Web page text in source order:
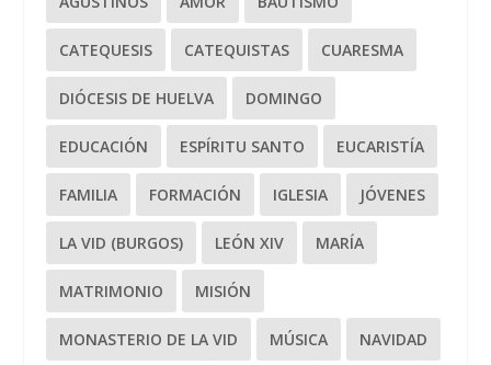
CATEQUESIS CATEQUISTAS CUARESMA
DIÓCESIS DE HUELVA DOMINGO
EDUCACIÓN ESPÍRITU SANTO EUCARISTÍA
FAMILIA FORMACIÓN IGLESIA JÓVENES
LA VID (BURGOS) LEÓN XIV MARÍA
MATRIMONIO MISIÓN
MONASTERIO DE LA VID MÚSICA NAVIDAD